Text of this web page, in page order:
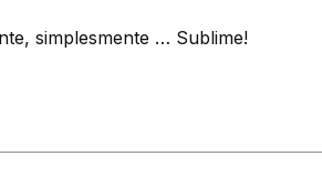
simplesmente … Sublime!